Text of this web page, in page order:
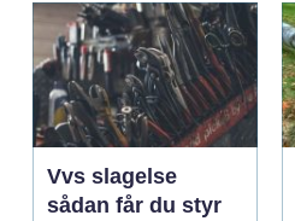
Vvs slagelse
sådan får du styr